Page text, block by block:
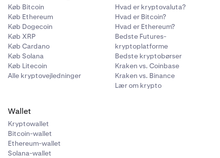
Køb Bitcoin
Køb Ethereum
Køb Dogecoin
Køb XRP
Køb Cardano
Køb Solana
Køb Litecoin
Alle kryptovejledninger
Hvad er kryptovaluta?
Hvad er Bitcoin?
Hvad er Ethereum?
Bedste Futures-
kryptoplatforme
Bedste kryptobørser
Kraken vs. Coinbase
Kraken vs. Binance
Lær om krypto
Wallet
Kryptowallet
Bitcoin-wallet
Ethereum-wallet
Solana-wallet